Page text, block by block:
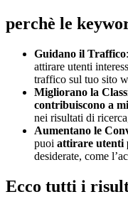
perchè le
Guidano il Traffico
attirare utenti
traffico sul tuo sito
Migliorano la
contribuiscono a
nei risultati di
Aumentano le
puoi attirare utenti
desiderate, come
Ecco tutti i
L
e
t
u
e
p
r
e
f
e
r
e
n
z
e
r
e
l
a
t
i
v
e
a
l
c
o
n
s
e
n
s
o
p
e
r
l
e
t
e
c
n
o
l
o
g
i
e
d
i
t
r
a
c
c
i
a
m
e
n
t